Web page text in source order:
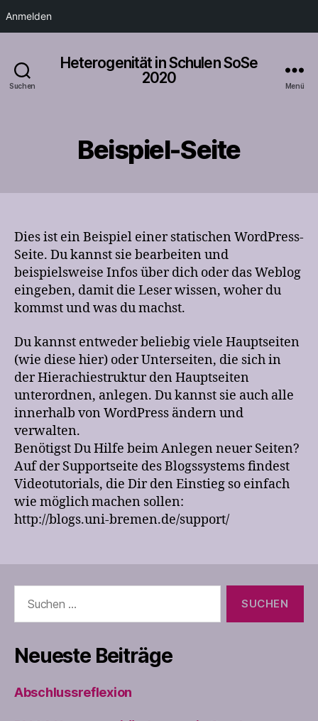
Anmelden
Suchen
Heterogenität in Schulen SoSe
2020
Menü
Beispiel-Seite
Dies ist ein Beispiel einer statischen WordPress-
Seite. Du kannst sie bearbeiten und
beispielsweise Infos über dich oder das Weblog
eingeben, damit die Leser wissen, woher du
kommst und was du machst.
Du kannst entweder beliebig viele Hauptseiten
(wie diese hier) oder Unterseiten, die sich in
der Hierachiestruktur den Hauptseiten
unterordnen, anlegen. Du kannst sie auch alle
innerhalb von WordPress ändern und
verwalten.
Benötigst Du Hilfe beim Anlegen neuer Seiten?
Auf der Supportseite des Blogssystems findest
Videotutorials, die Dir den Einstieg so einfach
wie möglich machen sollen:
http://blogs.uni-bremen.de/support/
nach:
Neueste Beiträge
Abschlussreflexion